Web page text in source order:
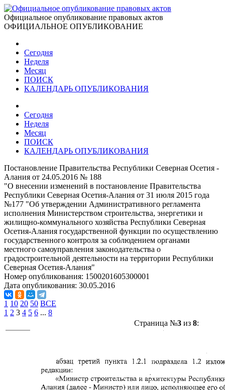
Официальное опубликование правовых актов
ОФИЦИАЛЬНОЕ ОПУБЛИКОВАНИЕ
Сегодня
Неделя
Месяц
ПОИСК
КАЛЕНДАРЬ ОПУБЛИКОВАНИЯ
Сегодня
Неделя
Месяц
ПОИСК
КАЛЕНДАРЬ ОПУБЛИКОВАНИЯ
Постановление Правительства Республики Северная Осетия -
Алания от 24.05.2016 № 188
"О внесении изменений в постановление Правительства
Республики Северная Осетия-Алания от 31 июля 2015 года
№177 "Об утверждении Административного регламента
исполнения Министерством строительства, энергетики и
жилищно-коммунального хозяйства Республики Северная
Осетия-Алания государственной функции по осуществлению
государственного контроля за соблюдением органами
местного самоуправления законодательства о
градостроительной деятельности на территории Республики
Северная Осетия-Алания"
Номер опубликования: 1500201605300001
Дата опубликования: 30.05.2016
1 10 20 50 ВСЕ
1 2 3 4 5 6 ... 8
Страница №3из 8: